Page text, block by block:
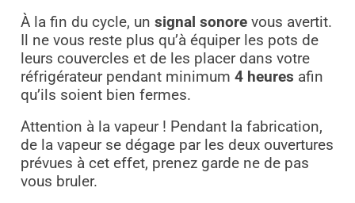
À la fin du cycle, un signal sonorevous avertit.
Il ne vous reste plus qu’à équiper les pots de
leurs couvercles et de les placer dans votre
réfrigérateur pendant minimum 4 heures afin
qu’ils soient bien fermes.
Attention à la vapeur ! Pendant la fabrication,
de la vapeur se dégage par les deux ouvertures
prévues à cet effet, prenez garde ne de pas
vous bruler.